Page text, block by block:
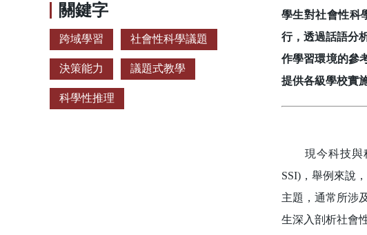
關鍵字
跨域學習 社會性科學議題
決策能力 議題式教學
科學性推理
學生對社會性科
行，透過話語分
作學習環境的參
提供各級學校實
現今科技與科
SSI)，舉例來說
主題，通常所涉
生深入剖析社會